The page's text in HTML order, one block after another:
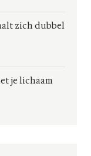
zich dubbel
je lichaam